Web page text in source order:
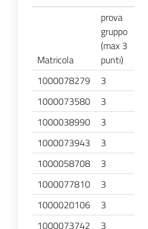
Matricola
prova
gruppo
(max 3
punti)
1000078279
3
1000073580
3
1000038990
3
1000073943
3
1000058708
3
1000077810
3
1000020106
3
1000073742
3